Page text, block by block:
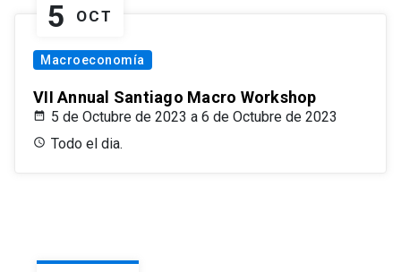
5 OCT
Macroeconomía
VII Annual Santiago Macro Workshop
5 de Octubre de 2023 a 6 de Octubre de 2023
Todo el dia.